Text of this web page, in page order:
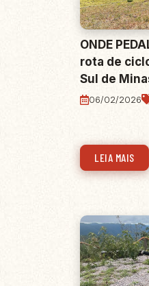
ONDE
rota de
Sul de
06/02/2026
LEIA MAIS